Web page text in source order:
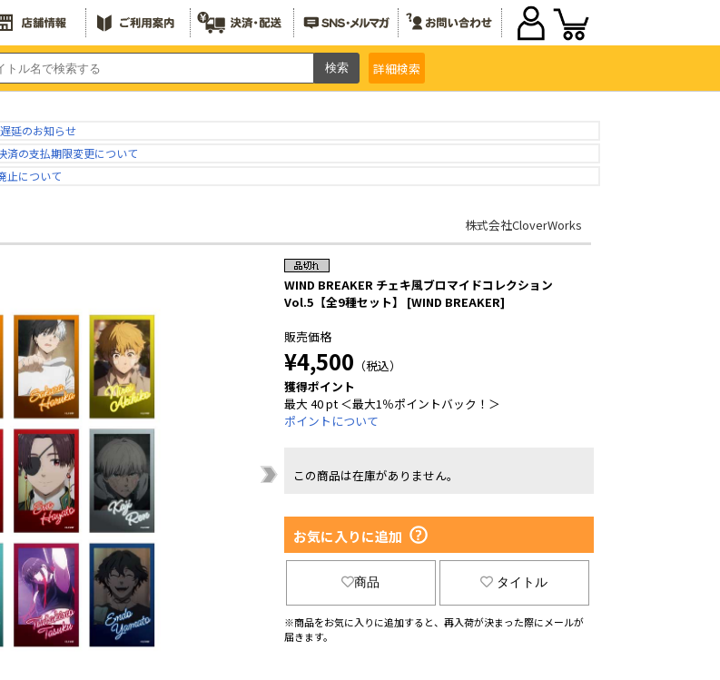
詳細検索
延のお知らせ
済の支払期限変更について
止について
株式会社CloverWorks
WIND BREAKER チェキ風ブロマイドコレクション
Vol.5【全9種セット】 [WIND BREAKER]
販売価格
¥4,500 （税込）
獲得ポイント
最大 40 pt ＜最大1％ポイントバック！＞
ポイントについて
この商品は在庫がありません。
お気に入りに追加
商品 タイトル
※商品をお気に入りに追加すると、再入荷が決まった際にメールが
届きます。